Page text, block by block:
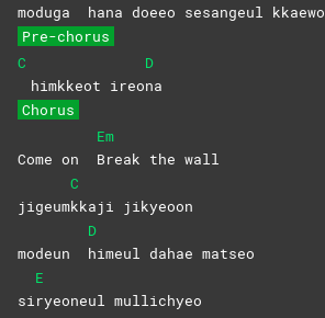
moduga hana doeeo sesangeul kkaewo
Pre-chorus
C
himkkeot ireo
D
na
Chorus
Come on
Em
Break the wall
jigeum
C
kkaji
jikyeoon
modeun
D
himeul dahae matseo
si
E
ryeoneul mullichyeo